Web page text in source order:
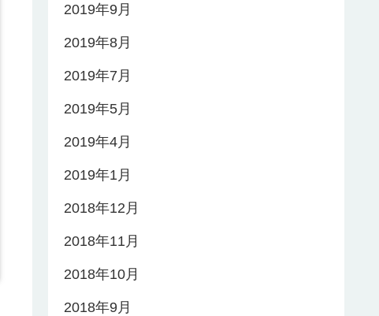
2019年9月
2019年8月
2019年7月
2019年5月
2019年4月
2019年1月
2018年12月
2018年11月
2018年10月
2018年9月